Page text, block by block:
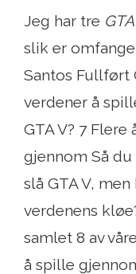
Jeg har tre
slik er
Santos Fullført
verdener å
GTA V? 7
gjennom Så
slå GTA V,
verdenens
samlet 8 av
å spille